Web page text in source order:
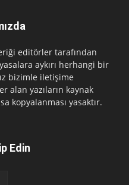
editörler tarafından
aykırı herhangi bir
bizimle iletişime
alan yazıların kaynak
kopyalanması yasaktır.
Edin